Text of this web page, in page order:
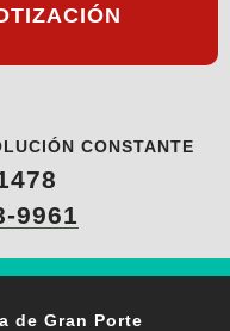
CONSTANTE
9961
de Gran Porte